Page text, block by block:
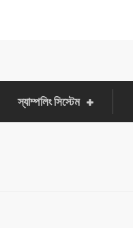
স্যাম্পলিং সিস্টেম